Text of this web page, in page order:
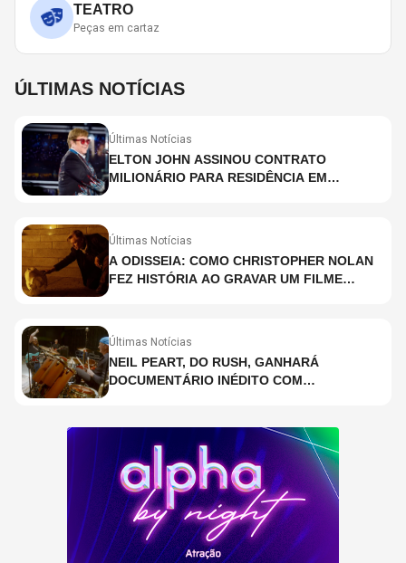
TEATRO
Peças em cartaz
ÚLTIMAS NOTÍCIAS
Últimas Notícias
ELTON JOHN ASSINOU CONTRATO
MILIONÁRIO PARA RESIDÊNCIA EM
Últimas Notícias
A ODISSEIA: COMO CHRISTOPHER NOLAN
FEZ HISTÓRIA AO GRAVAR UM FILME
Últimas Notícias
NEIL PEART, DO RUSH, GANHARÁ
DOCUMENTÁRIO INÉDITO COM